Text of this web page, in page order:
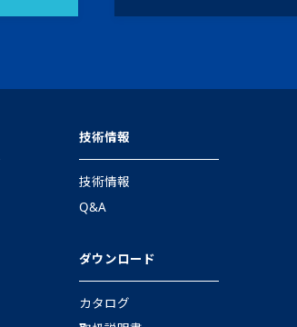
技術情報
技術情報
Q&A
ダウンロード
カタログ